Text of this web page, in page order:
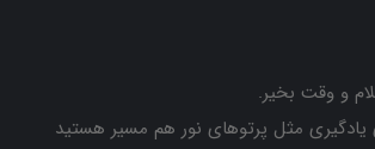
و وقت بخیر.
یادگیری مثل پرتوهای نور هم مسیر هستید